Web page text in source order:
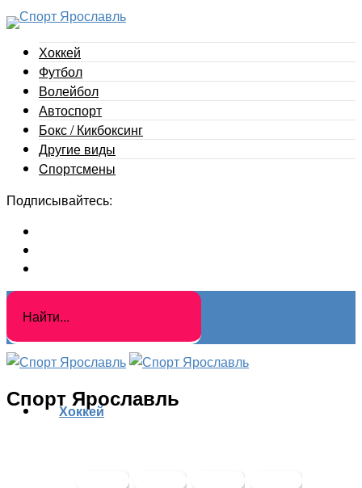
Хоккей
Футбол
Волейбол
Автоспорт
Бокс / Кикбоксинг
Другие виды
Cпортсмены
Подписывайтесь:
Спорт Ярославль
Хоккей